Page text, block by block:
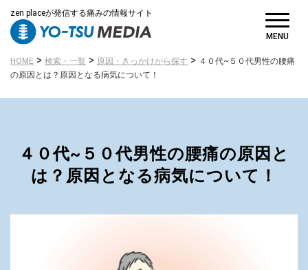
zen placeが発信する痛みの情報サイト
MENU
HOME > 検索・一覧 > 原因・きっかけから探す > ４０代~５０代男性の腰痛
の原因とは？原因となる病気について！
４０代~５０代男性の腰痛の原因と
は？原因となる病気について！